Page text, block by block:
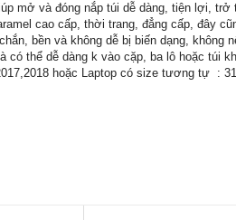
mở và đóng nắp túi dễ dàng, tiện lợi, trở
cao cấp, thời trang, đẳng cấp, đây
bền và không dễ bị biến dạng, không
thể dễ dàng k vào cặp, ba lô hoặc túi
hoặc Laptop có size tương tự :